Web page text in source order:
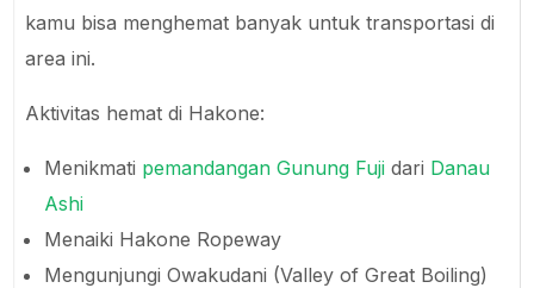
kamu bisa menghemat banyak untuk transportasi di
area ini.
Aktivitas hemat di Hakone:
Menikmati pemandangan Gunung Fuji dari Danau
Ashi
Menaiki Hakone Ropeway
Mengunjungi Owakudani (Valley of Great Boiling)